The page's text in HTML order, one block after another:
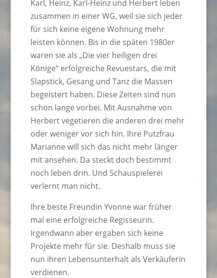
Karl, Heinz, Karl-Heinz und Herbert leben
zusammen in einer WG, weil sie sich jeder
für sich keine eigene Wohnung mehr
leisten können. Bis in die späten 1980er
waren sie als „Die vier heiligen drei
Könige“ erfolgreiche Revuestars, die mit
Slapstick, Gesang und Tanz die Massen
begeistert haben. Diese Zeiten sind nun
schon lange vorbei. Mit Ausnahme von
Herbert vegetieren die anderen drei mehr
oder weniger vor sich hin. Ihre Putzfrau
Marianne will sich das nicht mehr länger
mit ansehen. Da steckt doch bestimmt
noch leben drin. Und Schauspielerei
verlernt man nicht.
Ihre beste Freundin Yvonne war früher
mal eine erfolgreiche Regisseurin.
Irgendwann aber ergaben sich keine
Projekte mehr für sie. Deshalb muss sie
nun ihren Lebensunterhalt als Verkäuferin
verdienen.